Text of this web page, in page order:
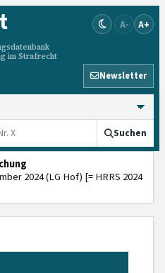
im Strafrecht
A- A+
Newsletter
Suchen
2024 (LG Hof) [= HRRS 2024